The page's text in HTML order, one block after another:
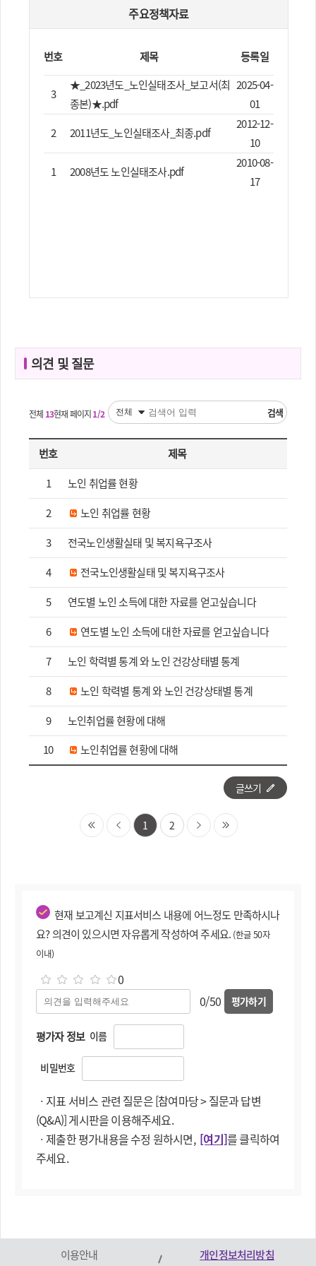
주요정책자료
번호 제목 등록일
3
★_2023년도_노인실태조사_보고서(최
종본)★.pdf
2025-04-
01
2
2011년도_노인실태조사_최종.pdf
2012-12-
10
1
2008년도 노인실태조사.pdf
2010-08-
17
의견 및 질문
전체 13현재 페이지1/2 검색
번호
제목
1
노인 취업률 현황
2
노인 취업률 현황
3
전국노인생활실태 및 복지욕구조사
4
전국노인생활실태 및 복지욕구조사
5
연도별 노인 소득에 대한 자료를 얻고싶습니다
6
연도별 노인 소득에 대한 자료를 얻고싶습니다
7
노인 학력별 통계 와 노인 건강상태별 통계
8
노인 학력별 통계 와 노인 건강상태별 통계
9
노인취업률 현황에 대해
10
노인취업률 현황에 대해
글쓰기
1 2
현재 보고계신 지표서비스 내용에 어느정도 만족하시나
요? 의견이 있으시면 자유롭게 작성하여 주세요. (한글 50자
이내)
0
0/50
평가하기
평가자 정보이름
비밀번호
ㆍ지표 서비스 관련 질문은 [참여마당 > 질문과 답변
(Q&A)] 게시판을 이용해주세요.
ㆍ제출한 평가내용을 수정 원하시면, [여기]를 클릭하여
주세요.
이용안내 개인정보처리방침